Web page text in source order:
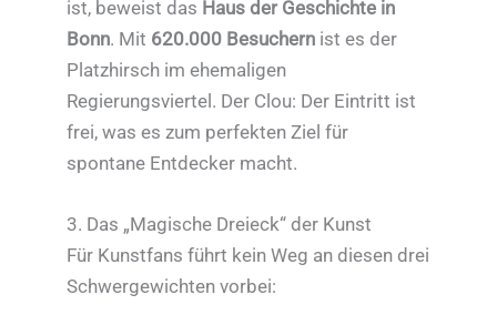
ist, beweist das Haus der Geschichte in
Bonn. Mit 620.000 Besuchern ist es der
Platzhirsch im ehemaligen
Regierungsviertel. Der Clou: Der Eintritt ist
frei, was es zum perfekten Ziel für
spontane Entdecker macht.
3. Das „Magische Dreieck“ der Kunst
Für Kunstfans führt kein Weg an diesen drei
Schwergewichten vorbei: